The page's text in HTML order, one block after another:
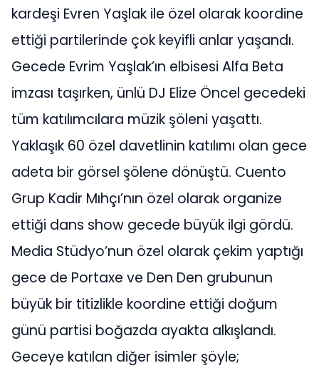
kardeşi Evren Yaşlak ile özel olarak koordine
ettiği partilerinde çok keyifli anlar yaşandı.
Gecede Evrim Yaşlak’ın elbisesi Alfa Beta
imzası taşırken, ünlü DJ Elize Öncel gecedeki
tüm katılımcılara müzik şöleni yaşattı.
Yaklaşık 60 özel davetlinin katılımı olan gece
adeta bir görsel şölene dönüştü. Cuento
Grup Kadir Mıhçı’nın özel olarak organize
ettiği dans show gecede büyük ilgi gördü.
Media Stüdyo’nun özel olarak çekim yaptığı
gece de Portaxe ve Den Den grubunun
büyük bir titizlikle koordine ettiği doğum
günü partisi boğazda ayakta alkışlandı.
Geceye katılan diğer isimler şöyle;